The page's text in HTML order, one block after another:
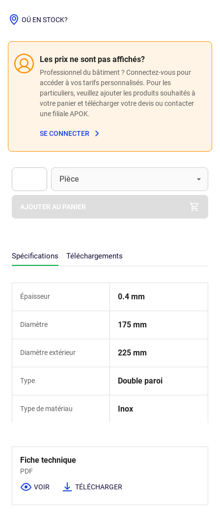
Les prix ne sont pas affichés?
Professionnel du bâtiment ? Connectez-vous pour
accéder à vos tarifs personnalisés. Pour les
particuliers, veuillez ajouter les produits souhaités à
votre panier et télécharger votre devis ou contacter
une filiale APOK.
SE CONNECTER
OÚ EN STOCK?
Apok.Product.Detail.AddToCart.Quantity (Optionnel)
Unité
Pièce
AJOUTER AU PANIER
Spécifications Téléchargements
Épaisseur 0.4 mm
Diamètre 175 mm
Diamètre extérieur 225 mm
Type Double paroi
Type de matériau Inox
Fiche technique
PDF
VOIR TÉLÉCHARGER